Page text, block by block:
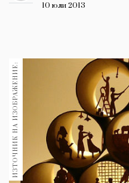
Книги 1188
30+
Гурме 1709
Пътувай
237
10 юли 2013
ИЗТОЧНИК НА ИЗОБРАЖЕНИЕ: